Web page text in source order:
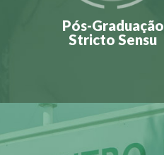
Pós-Graduação
Stricto Sensu